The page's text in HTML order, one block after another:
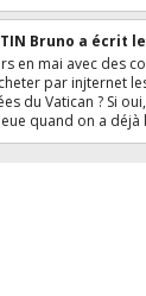
Bruno a écrit le
en mai avec des
par injternet
du Vatican ? Si
quand on a déjà